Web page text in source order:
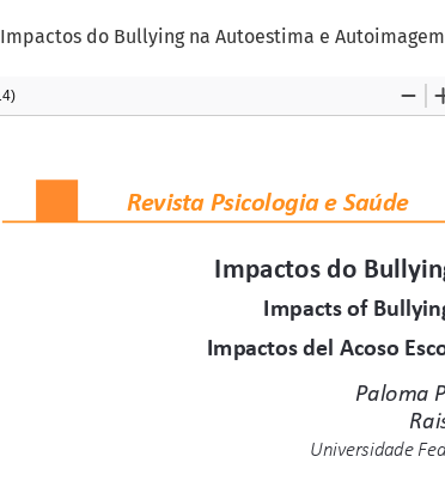
Voltar aos Detalhes do Artigo
Impactos do Bullying na Autoestima e Autoimagem